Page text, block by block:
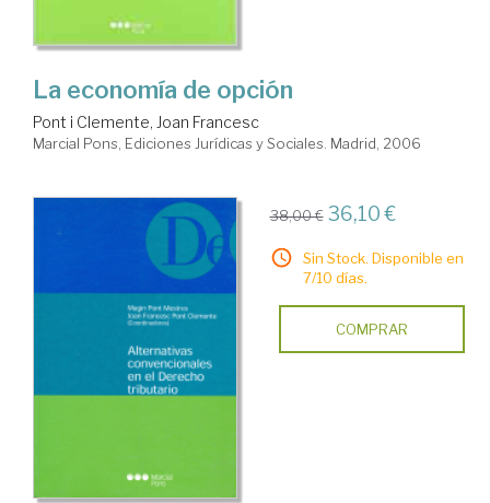
La economía de opción
Pont i Clemente, Joan Francesc
Marcial Pons, Ediciones Jurídicas y Sociales. Madrid, 2006
38,00 € 36,10 €
Sin Stock. Disponible en
7/10 días.
COMPRAR